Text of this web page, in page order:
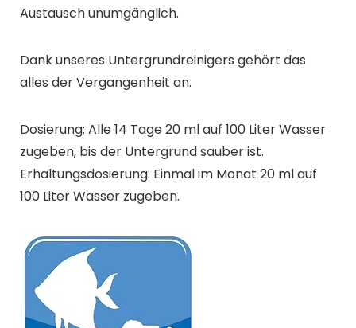
Austausch unumgänglich.
Dank unseres Untergrundreinigers gehört das
alles der Vergangenheit an.
Dosierung: Alle 14 Tage 20 ml auf 100 Liter Wasser
zugeben, bis der Untergrund sauber ist.
Erhaltungsdosierung: Einmal im Monat 20 ml auf
100 Liter Wasser zugeben.